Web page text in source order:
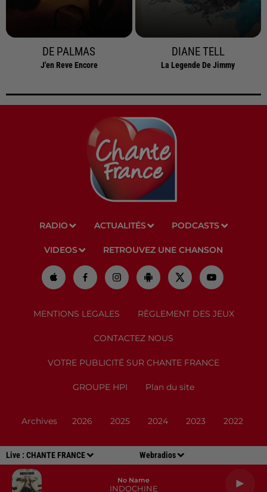
Live : CHANTE FRANCE Webradios
No Name
INDOCHINE
DE PALMAS
J'en Reve Encore
DIANE TELL
La Legende De Jimmy
RADIO ACTUALITÉS PODCASTS
VIDEOS RETROUVEZ UNE CHANSON
MENTIONS LEGALES RÈGLEMENT DES JEUX
CONTACTEZ NOUS
VOTRE PUBLICITÉ SUR CHANTE FRANCE
GROUPE HPI Plan du site
Archives 2026 2025 2024 2023 2022